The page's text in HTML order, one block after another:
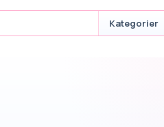
Kategorier